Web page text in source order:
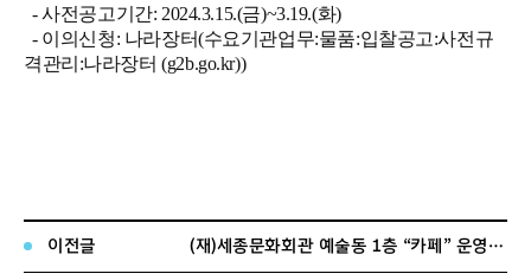
- 사전공고기간: 2024.3.15.(금)~3.19.(화)
- 이의신청: 나라장터(수요기관업무:물품:입찰공고:사전규
격관리:나라장터 (g2b.go.kr))
이전글 (재)세종문화회관 예술동 1층 “카페” 운영자 선정 입찰공고